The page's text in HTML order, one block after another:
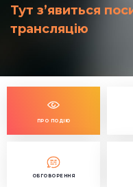
Тут з’явиться
трансляцію
ПРО ПОДІЮ
ОБГОВОРЕННЯ